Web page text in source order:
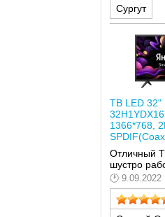
Сургут
ТВ LED 32"
1366*768,
Отличный
шустро
9.09.2022